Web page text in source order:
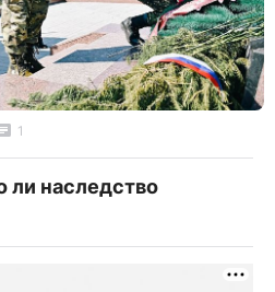
1
ли наследство